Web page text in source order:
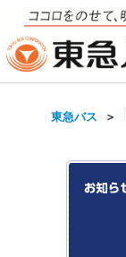
東急バス ＞